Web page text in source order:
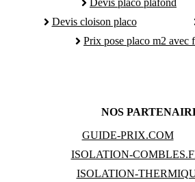
Devis cloison placo
Prix pose placo m2 avec
NOS
GUIDE-PRIX.COM
ISOLATION-
ISOLATION-